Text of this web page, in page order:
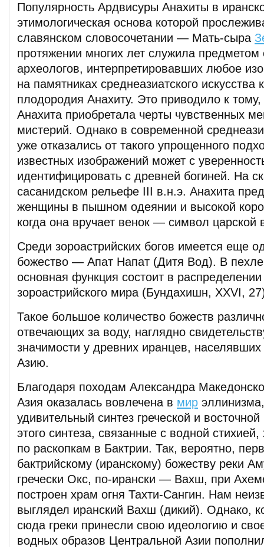
Популярность Ардвисуры Анахиты в
этимологическая основа которой
славянском словосочетании — Мать-сыра
протяжении многих лет служила предметом
археологов, интерпретировавших любое
на памятниках среднеазиатского
плодородия Анахиту. Это приводило к тому,
Анахита приобретала черты чувственных
мистерий. Однако в современной
уже отказались от такого упрощенного
известных изображений может с
идентифицировать с древней богиней. На
сасанидском рельефе III в.н.э. Анахита
женщины в пышном одеянии и высокой
когда она вручает венок — символ царской
Среди зороастрийских богов имеется еще
божество — Апат Напат (Дитя Вод). В
основная функция состоит в
зороастрийского мира (Бундахишн, XXVI,
Такое большое количество божеств
отвечающих за воду, наглядно
значимости у древних иранцев,
Азию.
Благодаря походам Александра
Азия оказалась вовлечена в мир
удивительный синтез греческой и
этого синтеза, связанные с водной
по раскопкам в Бактрии. Так, вероятно,
бактрийскому (иранскому) божеству реки
гречески Окс, по-ирански — Вахш, при
построен храм огня Тахти-Сангин. Нам
выглядел иранский Вахш (дикий). Однако,
сюда греки принесли свою идеологию и
водных образов Центральной Азии